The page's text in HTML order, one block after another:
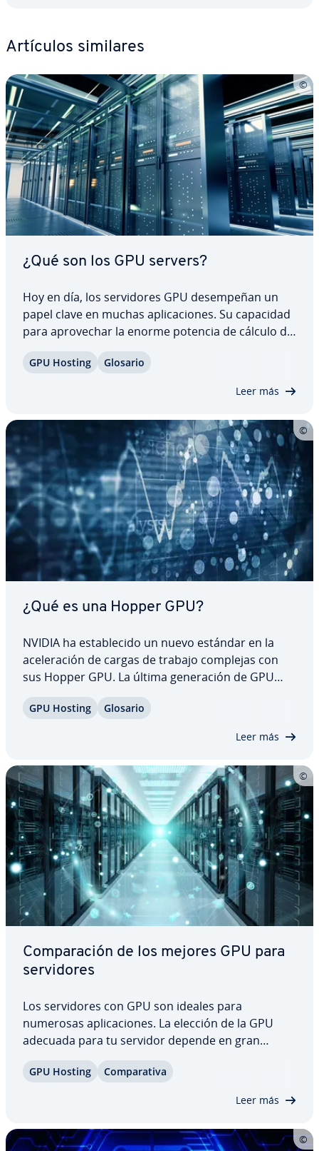
Artículos similares
¿Qué son los GPU servers?
Hoy en día, los se­r­vi­do­res GPU de­sem­pe­ñan un
papel clave en muchas apli­ca­cio­nes. Su capacidad
para apro­ve­char la enorme potencia de cálculo de
apre­n­di­za­je au­to­má­ti­co. Pero ¿qué es exac­ta­me­n­
GPU Hosting Glosario
Leer más
¿Qué es una Hopper GPU?
NVIDIA ha es­ta­ble­ci­do un nuevo estándar en la
ace­le­ra­ción de cargas de trabajo complejas con
sus Hopper GPU. La última ge­ne­ra­ción de GPU
ofrecer el máximo re­n­di­mie­n­to en apli­ca­cio­nes de
GPU Hosting Glosario
Leer más
Co­m­pa­ra­ción de los mejores GPU para
se­r­vi­do­res
Los se­r­vi­do­res con GPU son ideales para
numerosas apli­ca­cio­nes. La elección de la GPU
adecuada para tu servidor depende en gran
presente artículo, se comparan las últimas GPU
NVIDIA H100 y A30 con Intel Gaudi 2 y Gaudi 3, con
GPU Hosting Co­m­pa­ra­ti­va
Leer más